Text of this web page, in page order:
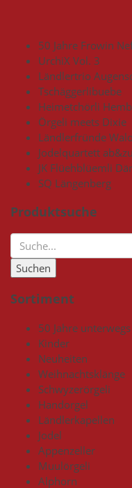
50 Jahre Frowin
UrchiX Vol. 3
Ländlertrio
Tschäggerlibuebe
Heimetchörli
Örgeli meets Dixie
Ländlerfründe
Jodelquartett
JK Flüehblüemli
SQ Längenberg
Produktsuche
Sortiment
50 Jahre unterwegs
Kinder
Neuheiten
Weihnachtsklänge
Schwyzerörgeli
Handorgel
Ländlerkapellen
Jodel
Appenzeller
Muulörgeli
Alphorn